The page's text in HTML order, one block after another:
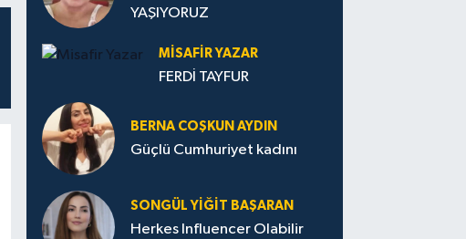
YAŞIYORUZ
MISAFIR YAZAR
FERDİ TAYFUR
BERNA COŞKUN AYDIN
Güçlü Cumhuriyet kadını
SONGÜL YIĞIT BAŞARAN
Herkes Influencer Olabilir